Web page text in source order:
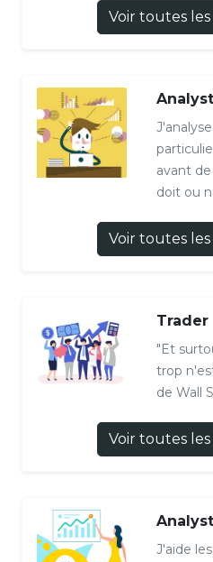
Voir toutes
avant
doit ou
Voir toutes
Trader
"Et
trop
de Wall
Voir toutes
J'aide